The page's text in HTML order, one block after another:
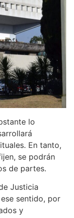
lo
En tanto,
se podrán
de partes.
Justicia
sentido, por
y